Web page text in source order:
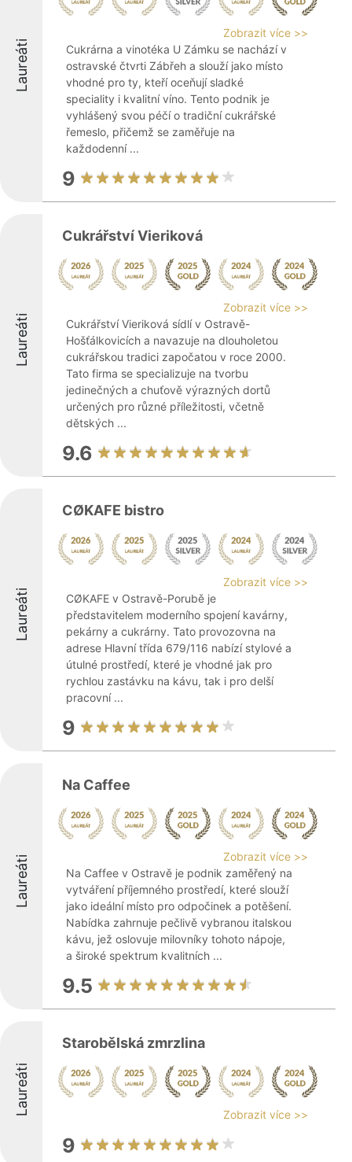
Laureáti
Zobrazit více >>
Cukrárna a vinotéka U Zámku se nachází v
ostravské čtvrti Zábřeh a slouží jako místo
vhodné pro ty, kteří oceňují sladké
speciality i kvalitní víno. Tento podnik je
vyhlášený svou péčí o tradiční cukrářské
řemeslo, přičemž se zaměřuje na
každodenní ...
9
Laureáti
Cukrářství Vieriková
Zobrazit více >>
Cukrářství Vieriková sídlí v Ostravě-
Hošťálkovicích a navazuje na dlouholetou
cukrářskou tradici započatou v roce 2000.
Tato firma se specializuje na tvorbu
jedinečných a chuťově výrazných dortů
určených pro různé příležitosti, včetně
dětských ...
9.6
Laureáti
CØKAFE bistro
Zobrazit více >>
CØKAFE v Ostravě-Porubě je
představitelem moderního spojení kavárny,
pekárny a cukrárny. Tato provozovna na
adrese Hlavní třída 679/116 nabízí stylové a
útulné prostředí, které je vhodné jak pro
rychlou zastávku na kávu, tak i pro delší
pracovní ...
9
Laureáti
Na Caffee
Zobrazit více >>
Na Caffee v Ostravě je podnik zaměřený na
vytváření příjemného prostředí, které slouží
jako ideální místo pro odpočinek a potěšení.
Nabídka zahrnuje pečlivě vybranou italskou
kávu, jež oslovuje milovníky tohoto nápoje,
a široké spektrum kvalitních ...
9.5
Laureáti
Starobělská zmrzlina
Zobrazit více >>
9